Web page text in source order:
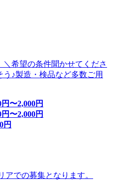
＼希望の条件聞かせてくださ
♪製造・検品など多数ご用
円〜2,000円
円〜2,000円
円
での募集となります。